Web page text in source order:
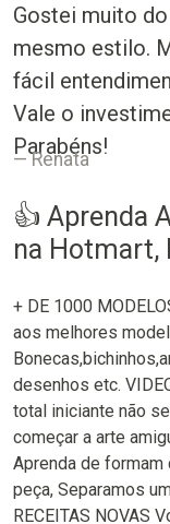
Gostei muito
mesmo estilo.
fácil
Vale o
Parabéns!
Renata
👍 Aprenda
na Hotmart,
+ DE 1000
aos melhores
desenhos etc.
total iniciante não
começar a arte
Aprenda de formam
peça, Separamos
RECEITAS NOVAS